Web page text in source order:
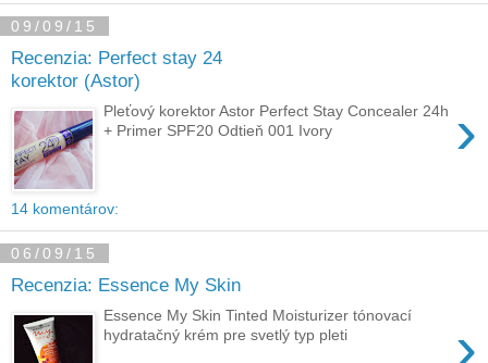
09/09/15
Recenzia: Perfect stay 24
korektor (Astor)
›
Pleťový korektor Astor Perfect Stay Concealer 24h
+ Primer SPF20 Odtieň 001 Ivory
14 komentárov:
06/09/15
Recenzia: Essence My Skin
›
Essence My Skin Tinted Moisturizer tónovací
hydratačný krém pre svetlý typ pleti